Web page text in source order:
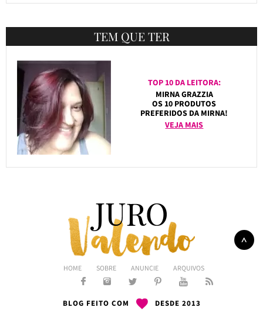
TEM QUE TER
TOP 10 DA LEITORA:
MIRNA GRAZZIA
OS 10 PRODUTOS
PREFERIDOS DA MIRNA!
VEJA MAIS
HOME SOBRE ANUNCIE ARQUIVOS
BLOG FEITO COM DESDE 2013